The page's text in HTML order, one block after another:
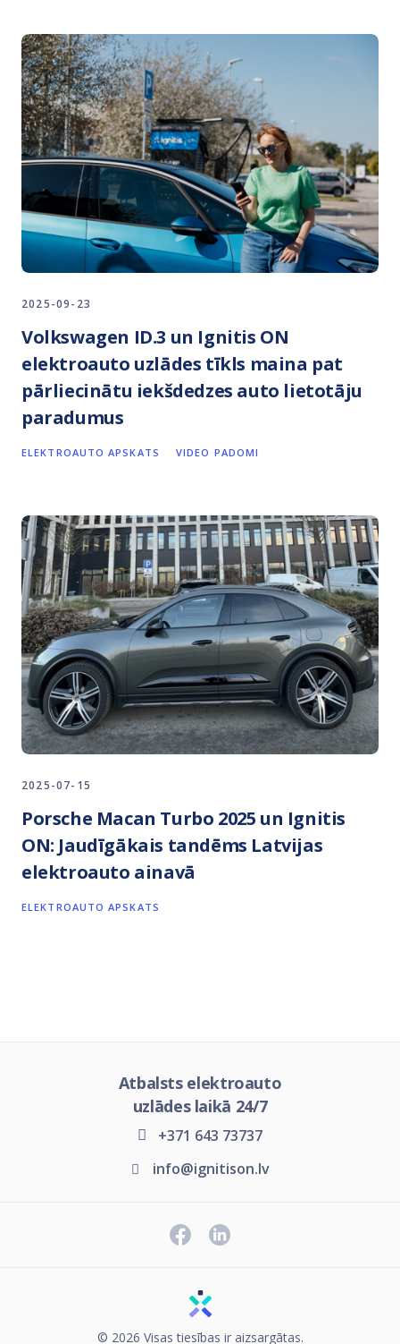
2025-09-23
Volkswagen ID.3 un Ignitis ON
elektroauto uzlādes tīkls maina pat
pārliecinātu iekšdedzes auto lietotāju
paradumus
ELEKTROAUTO APSKATS VIDEO PADOMI
2025-07-15
Porsche Macan Turbo 2025 un Ignitis
ON: Jaudīgākais tandēms Latvijas
elektroauto ainavā
ELEKTROAUTO APSKATS
Atbalsts elektroauto
uzlādes laikā 24/7
+371 643 73737
info@ignitison.lv
© 2026 Visas tiesības ir aizsargātas.